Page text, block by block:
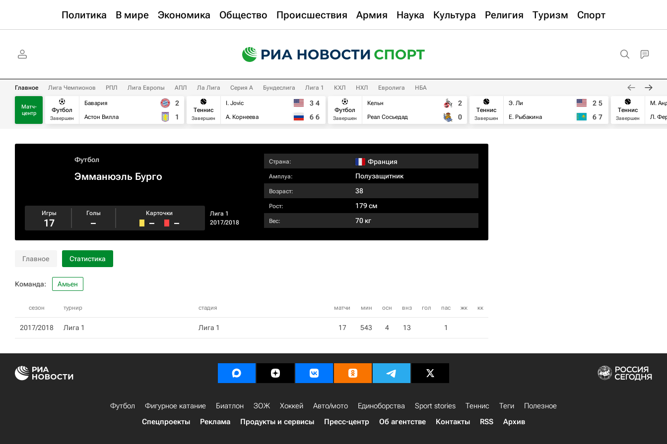
Политика В мире Экономика Общество Происшествия Армия Наука Культура Религия Туризм Спорт
Главное Лига Чемпионов РПЛ Лига Европы АПЛ Ла Лига Серия А Бундеслига Лига 1 КХЛ НХЛ Евролига НБА
Матч-
центр
Футбол
Завершен
Бавария
Астон Вилла
2
1
Теннис
Завершен
I. Jovic
А. Корнеева
3 4
6 6
Футбол
Завершен
Кельн
Реал Сосьедад
2
0
Теннис
Завершен
Э. Ли
Е. Рыбакина
2 5
6 7
Теннис
Завершен
М.
Л.
Футбол
Эмманюэль Бурго
Лига 1
2017/2018
Игры
17
Голы
–
Карточки
– –
Страна: Франция
Амплуа: Полузащитник
Возраст: 38
Рост: 179 см
Вес: 70 кг
Главное Статистика
Команда: Амьен
сезон турнир стадия матчи мин осн внз гол пас жк кк
2017/2018 Лига 1 Лига 1 17 543 4 13 1
Футбол Фигурное катание Биатлон ЗОЖ Хоккей Авто/мото Единоборства Sport stories Теннис Теги
Полезное
Спецпроекты
Реклама Продукты и сервисы Пресс-центр Об агентстве Контакты RSS Архив